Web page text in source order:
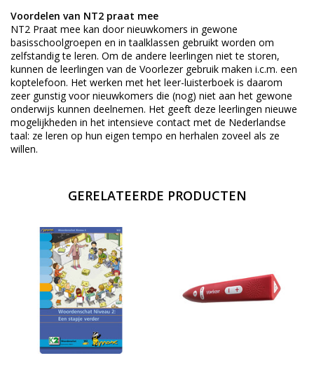
Voordelen van NT2 praat mee
NT2 Praat mee kan door nieuwkomers in gewone
basisschoolgroepen en in taalklassen gebruikt worden om
zelfstandig te leren. Om de andere leerlingen niet te storen,
kunnen de leerlingen van de Voorlezer gebruik maken i.c.m. een
koptelefoon. Het werken met het leer-luisterboek is daarom
zeer gunstig voor nieuwkomers die (nog) niet aan het gewone
onderwijs kunnen deelnemen. Het geeft deze leerlingen nieuwe
mogelijkheden in het intensieve contact met de Nederlandse
taal: ze leren op hun eigen tempo en herhalen zoveel als ze
willen.
GERELATEERDE PRODUCTEN